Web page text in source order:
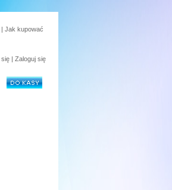
| Jak kupować
| Zaloguj się